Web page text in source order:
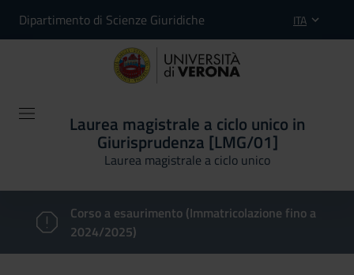
Dipartimento di Scienze Giuridiche ITA
Laurea magistrale a ciclo unico in
Giurisprudenza [LMG/01]
Laurea magistrale a ciclo unico
Corso a esaurimento (Immatricolazione fino a
2024/2025)